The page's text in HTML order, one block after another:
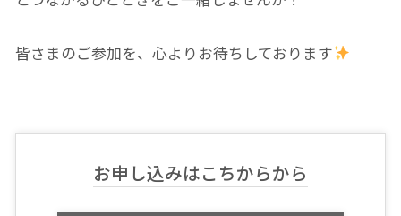
皆さまのご参加を、心よりお待ちしております
お申し込みはこちからから